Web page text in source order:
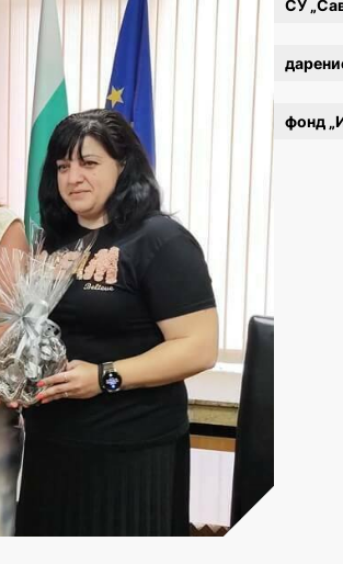
СУ
фонд